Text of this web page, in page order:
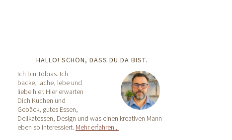
HALLO! SCHÖN, DASS DU DA BIST.
Ich bin Tobias. Ich
backe, lache, lebe und
liebe hier. Hier erwarten
Dich Kuchen und
Gebäck, gutes Essen,
Delikatessen, Design und was einen kreativen Mann
eben so interessiert. Mehr erfahren...